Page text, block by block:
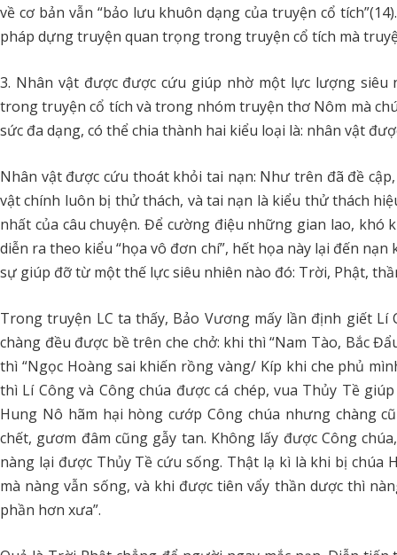
về cơ bản vẫn “bảo lưu khuôn dạng của truyện cổ
pháp dựng truyện quan trọng trong truyện cổ tích mà
3. Nhân vật được được cứu giúp nhờ một lực lượng
trong truyện cổ tích và trong nhóm truyện thơ Nôm mà
sức đa dạng, có thể chia thành hai kiểu loại là: nhân vật
Nhân vật được cứu thoát khỏi tai nạn: Như trên đã đề
vật chính luôn bị thử thách, và tai nạn là kiểu thử thách
nhất của câu chuyện. Để cường điệu những gian lao,
diễn ra theo kiểu “họa vô đơn chí”, hết họa này lại đến
sự giúp đỡ từ một thế lực siêu nhiên nào đó: Trời, Phật,
Trong truyện LC ta thấy, Bảo Vương mấy lần định giết
chàng đều được bề trên che chở: khi thì “Nam Tào, Bắc
thì “Ngọc Hoàng sai khiến rồng vàng/ Kíp khi che phủ
thì Lí Công và Công chúa được cá chép, vua Thủy Tề
Hung Nô hãm hại hòng cướp Công chúa nhưng chàng
chết, gươm đâm cũng gẫy tan. Không lấy được Công
nàng lại được Thủy Tề cứu sống. Thật lạ kì là khi bị chúa
mà nàng vẫn sống, và khi được tiên vẩy thần dược thì
phần hơn xưa”.